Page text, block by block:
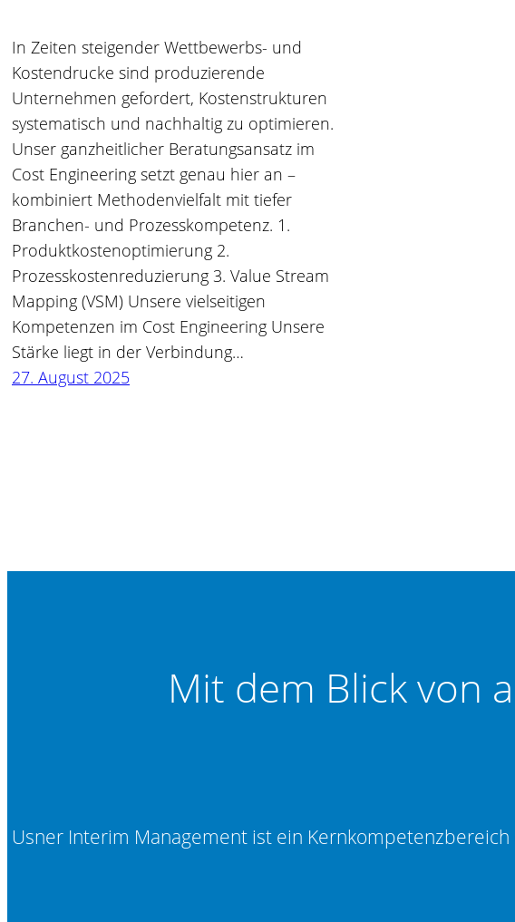
In Zeiten steigender Wettbewerbs- und
Kostendrucke sind produzierende
Unternehmen gefordert, Kostenstrukturen
systematisch und nachhaltig zu optimieren.
Unser ganzheitlicher Beratungsansatz im
Cost Engineering setzt genau hier an –
kombiniert Methodenvielfalt mit tiefer
Branchen- und Prozesskompetenz. 1.
Produktkostenoptimierung 2.
Prozesskostenreduzierung 3. Value Stream
Mapping (VSM) Unsere vielseitigen
Kompetenzen im Cost Engineering Unsere
Stärke liegt in der Verbindung…
27. August 2025
Mit dem Blick von
Usner Interim Management ist ein